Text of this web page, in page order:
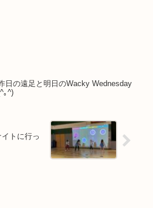
日の遠足と明日のWacky Wednesday
｡^)
トに行っ